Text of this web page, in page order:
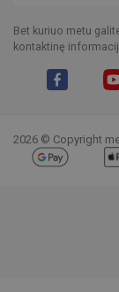
Bet kuriuo metu
kontaktinę
2026 © Copyright